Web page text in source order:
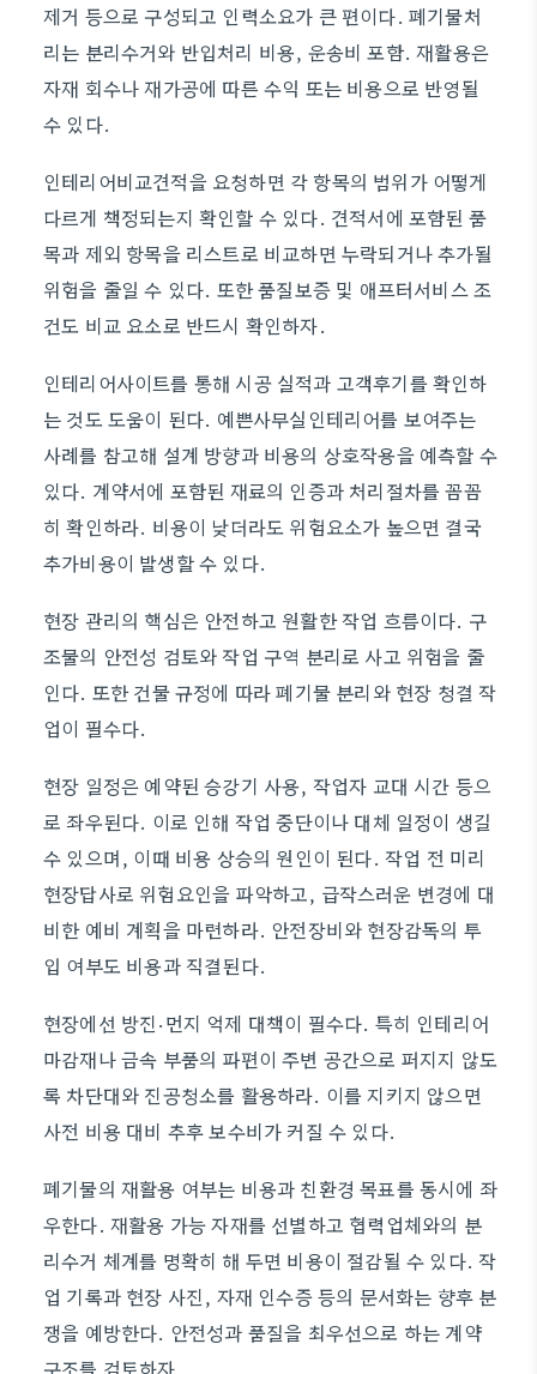
제거 등으로 구성되고 인력소요가 큰 편이다. 폐기물처
리는 분리수거와 반입처리 비용, 운송비 포함. 재활용은
자재 회수나 재가공에 따른 수익 또는 비용으로 반영될
수 있다.
인테리어비교견적을 요청하면 각 항목의 범위가 어떻게
다르게 책정되는지 확인할 수 있다. 견적서에 포함된 품
목과 제외 항목을 리스트로 비교하면 누락되거나 추가될
위험을 줄일 수 있다. 또한 품질보증 및 애프터서비스 조
건도 비교 요소로 반드시 확인하자.
인테리어사이트를 통해 시공 실적과 고객후기를 확인하
는 것도 도움이 된다. 예쁜사무실인테리어를 보여주는
사례를 참고해 설계 방향과 비용의 상호작용을 예측할 수
있다. 계약서에 포함된 재료의 인증과 처리절차를 꼼꼼
히 확인하라. 비용이 낮더라도 위험요소가 높으면 결국
추가비용이 발생할 수 있다.
현장 관리의 핵심은 안전하고 원활한 작업 흐름이다. 구
조물의 안전성 검토와 작업 구역 분리로 사고 위험을 줄
인다. 또한 건물 규정에 따라 폐기물 분리와 현장 청결 작
업이 필수다.
현장 일정은 예약된 승강기 사용, 작업자 교대 시간 등으
로 좌우된다. 이로 인해 작업 중단이나 대체 일정이 생길
수 있으며, 이때 비용 상승의 원인이 된다. 작업 전 미리
현장답사로 위험요인을 파악하고, 급작스러운 변경에 대
비한 예비 계획을 마련하라. 안전장비와 현장감독의 투
입 여부도 비용과 직결된다.
현장에선 방진·먼지 억제 대책이 필수다. 특히 인테리어
마감재나 금속 부품의 파편이 주변 공간으로 퍼지지 않도
록 차단대와 진공청소를 활용하라. 이를 지키지 않으면
사전 비용 대비 추후 보수비가 커질 수 있다.
폐기물의 재활용 여부는 비용과 친환경 목표를 동시에 좌
우한다. 재활용 가능 자재를 선별하고 협력업체와의 분
리수거 체계를 명확히 해 두면 비용이 절감될 수 있다. 작
업 기록과 현장 사진, 자재 인수증 등의 문서화는 향후 분
쟁을 예방한다. 안전성과 품질을 최우선으로 하는 계약
구조를 검토하자.